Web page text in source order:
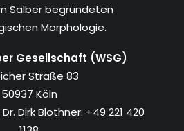
Salber begründeten
Morphologie.
Gesellschaft (WSG)
Straße 83
50937 Köln
Dirk Blothner: +49 221 420